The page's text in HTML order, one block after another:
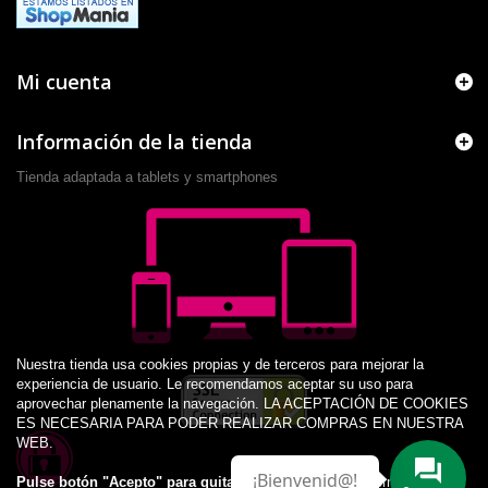
Mi cuenta
Información de la tienda
Tienda adaptada a tablets y smartphones
¡Bienvenid@!
Nuestra tienda usa cookies propias y de terceros para mejorar la
experiencia de usuario. Le recomendamos aceptar su uso para
aprovechar plenamente la navegación. LA ACEPTACIÓN DE COOKIES
ES NECESARIA PARA PODER REALIZAR COMPRAS EN NUESTRA
WEB.
Pulse botón "Acepto" para quitar este aviso. Más información